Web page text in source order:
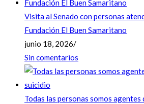
Visita al Senado con personas
Fundación El Buen Samaritano
junio 18, 2026/
Sin comentarios
Todas las personas somos agentes